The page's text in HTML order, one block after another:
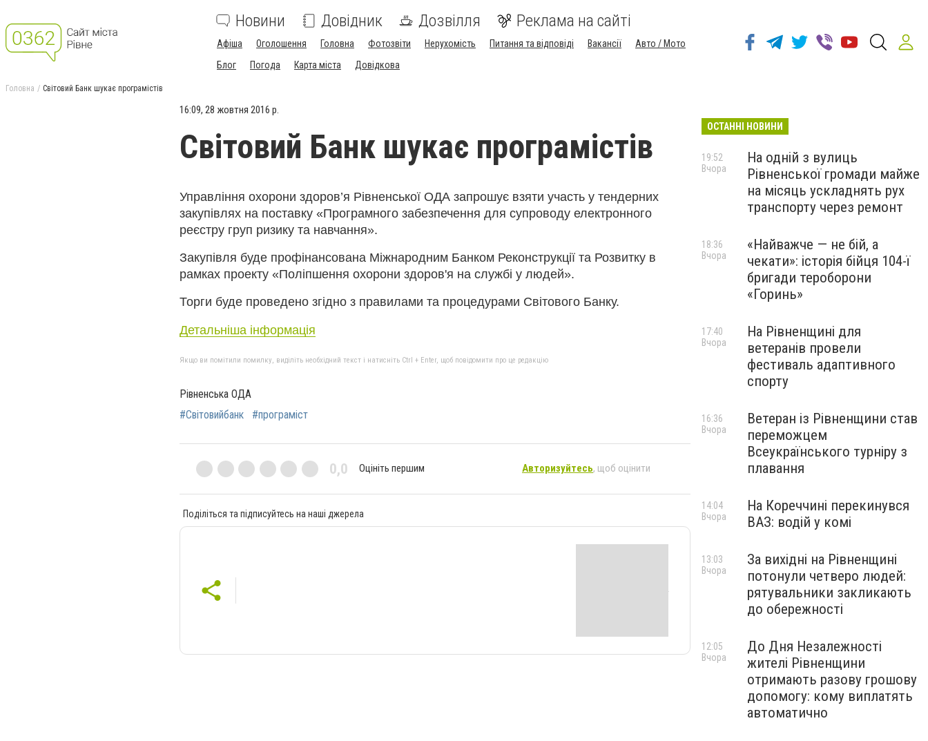
Новини Довідник Дозвілля Реклама на сайті
Афіша Оголошення Головна Фотозвіти Нерухомість Питання та відповіді Вакансії
Авто / Мото
Блог
Погода Карта міста Довідкова
Головна Світовий Банк шукає програмістів
16:09, 28 жовтня 2016 р.
Світовий Банк шукає програмістів
Управління охорони здоров’я Рівненської ОДА запрошує взяти участь у тендерних
закупівлях на поставку «Програмного забезпечення для супроводу електронного
реєстру груп ризику та навчання».
Закупівля буде профінансована Міжнародним Банком Реконструкції та Розвитку в
рамках проекту «Поліпшення охорони здоров'я на службі у людей».
Торги буде проведено згідно з правилами та процедурами Світового Банку.
Детальніша інформація
Якщо ви помітили помилку, виділіть необхідний текст і натисніть Ctrl + Enter, щоб повідомити про це редакцію
Рівненська ОДА
#Світовийбанк
#програміст
0,0 Оцініть першим Авторизуйтесь, щоб оцінити
Поділіться та підписуйтесь на наші джерела
ОСТАННІ НОВИНИ
На одній з вулиць
Рівненської громади майже
на місяць ускладнять рух
транспорту через ремонт
19:52
Вчора
«Найважче — не бій, а
чекати»: історія бійця 104-ї
бригади тероборони
«Горинь»
18:36
Вчора
На Рівненщині для
ветеранів провели
фестиваль адаптивного
спорту
17:40
Вчора
Ветеран із Рівненщини став
переможцем
Всеукраїнського турніру з
плавання
16:36
Вчора
На Кореччині перекинувся
ВАЗ: водій у комі
14:04
Вчора
За вихідні на Рівненщині
потонули четверо людей:
рятувальники закликають
до обережності
13:03
Вчора
До Дня Незалежності
жителі Рівненщини
отримають разову грошову
допомогу: кому виплатять
автоматично
12:05
Вчора